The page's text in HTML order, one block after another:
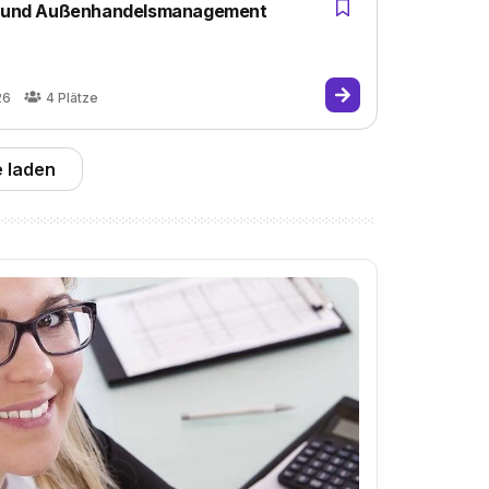
Außenhandelsmanagement
4 Plätze
laden